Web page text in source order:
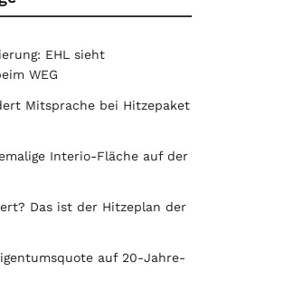
EHL sieht
WEG
Mitsprache bei Hitzepaket
Interio-Fläche auf der
Das ist der Hitzeplan der
auf 20-Jahre-